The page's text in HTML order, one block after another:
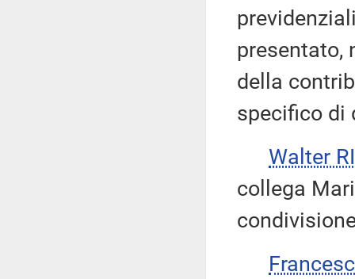
presentato,
della
specifico di
Walter
collega